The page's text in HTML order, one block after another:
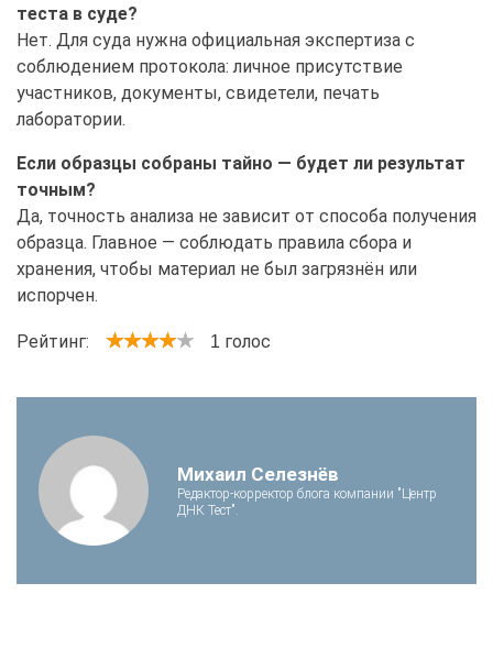
теста в суде?
Нет. Для суда нужна официальная экспертиза с
соблюдением протокола: личное присутствие
участников, документы, свидетели, печать
лаборатории.
Если образцы собраны тайно — будет ли результат
точным?
Да, точность анализа не зависит от способа получения
образца. Главное — соблюдать правила сбора и
хранения, чтобы материал не был загрязнён или
испорчен.
Рейтинг: 1 голос
Михаил Селезнёв
Редактор-корректор блога компании "Центр
ДНК Тест".